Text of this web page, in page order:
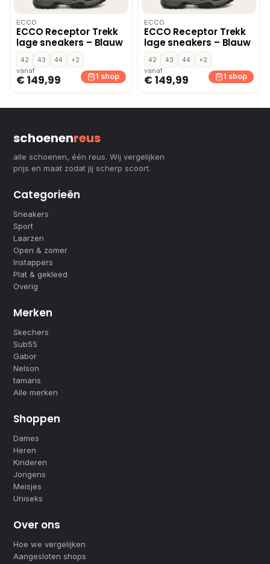
ECCO
ECCO Receptor Trekk
lage sneakers – Blauw
42 43 44
+2
vanaf
€ 149,99 1 shop
ECCO
ECCO Receptor Trekk
lage sneakers – Blauw
42 43 44
+2
vanaf
€ 149,99 1 shop
schoenenreus
alle schoenen, één reus. Wij vergelijken
prijs en maat zodat jij scherp scoort.
Categorieën
Sneakers
Sport
Laarzen
Open & zomer
Instappers
Plat & gekleed
Overig
Merken
Skechers
Sub55
Gabor
Nelson
tamaris
Alle merken
Shoppen
Dames
Heren
Kinderen
Jongens
Meisjes
Uniseks
Over ons
Hoe we vergelijken
Aangesloten shops